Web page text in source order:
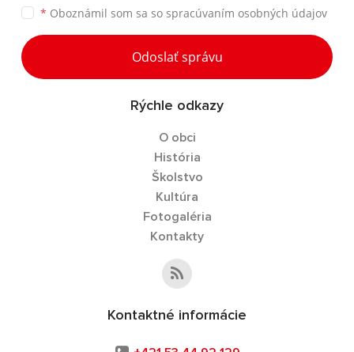
* Oboznámil som sa so spracúvaním osobných údajov
Odoslať správu
Rýchle odkazy
O obci
História
Školstvo
Kultúra
Fotogaléria
Kontakty
Kontaktné informácie